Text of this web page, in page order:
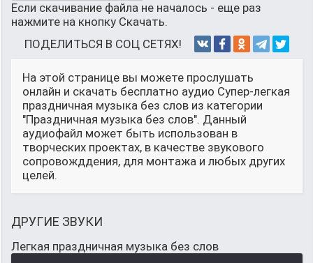
Если скачивание файла не началось - еще раз
нажмите на кнопку Скачать.
ПОДЕЛИТЬСЯ В СОЦ СЕТЯХ!
На этой странице вы можете прослушать
онлайн и скачать бесплатно аудио Супер-легкая
праздничная музыка без слов из категории
"Праздничная музыка без слов". Данный
аудиофайл может быть использован в
творческих проектах, в качестве звукового
сопровожддения, для монтажа и любых других
целей.
ДРУГИЕ ЗВУКИ
Легкая праздничная музыка без слов